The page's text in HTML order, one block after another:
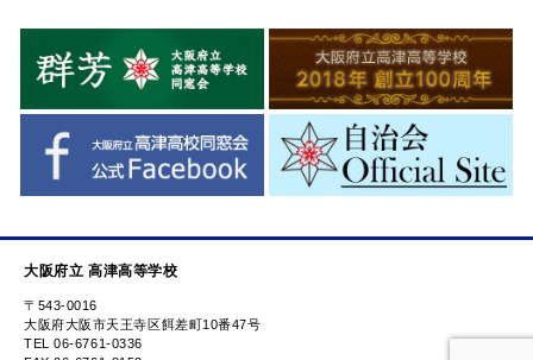
大阪府立 高津高等学校
〒543-0016
大阪府大阪市天王寺区餌差町10番47号
TEL 06-6761-0336